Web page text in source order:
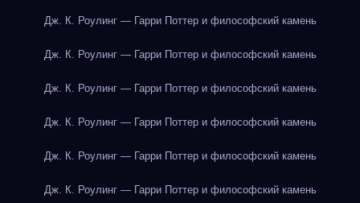
Дж. К. Роулинг — Гарри Поттер и философский камень
Дж. К. Роулинг — Гарри Поттер и философский камень
Дж. К. Роулинг — Гарри Поттер и философский камень
Дж. К. Роулинг — Гарри Поттер и философский камень
Дж. К. Роулинг — Гарри Поттер и философский камень
Дж. К. Роулинг — Гарри Поттер и философский камень